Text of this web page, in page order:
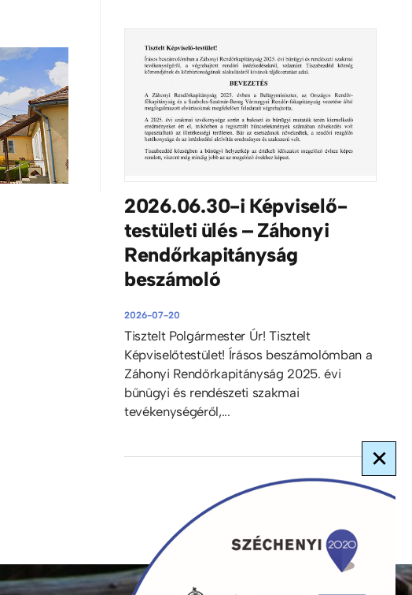
2026.06.30-i Képviselő-
testületi ülés – Záhonyi
Rendőrkapitányság
beszámoló
2026-07-20
Tisztelt Polgármester Úr! Tisztelt
Képviselőtestület! Írásos beszámolómban a
Záhonyi Rendőrkapitányság 2025. évi
bűnügyi és rendészeti szakmai
tevékenységéről,...
×